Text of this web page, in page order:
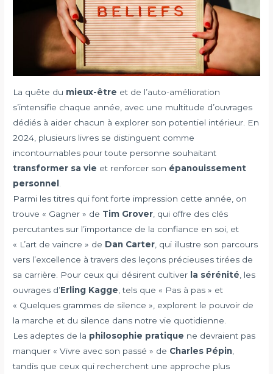
La quête du mieux-être et de l’auto-amélioration
s’intensifie chaque année, avec une multitude d’ouvrages
dédiés à aider chacun à explorer son potentiel intérieur. En
2024, plusieurs livres se distinguent comme
incontournables pour toute personne souhaitant
transformer sa vie et renforcer son épanouissement
personnel
Parmi les titres qui font forte impression cette année, on
trouve « Gagner » de Tim Grover , qui offre des clés
percutantes sur l’importance de la confiance en soi, et
« L’art de vaincre » de Dan Carter , qui illustre son parcours
vers l’excellence à travers des leçons précieuses tirées de
sa carrière. Pour ceux qui désirent cultiver la sérénité , les
ouvrages d’Erling Kagge , tels que « Pas à pas » et
« Quelques grammes de silence », explorent le pouvoir de
la marche et du silence dans notre vie quotidienne.
Les adeptes de la philosophie pratique ne devraient pas
manquer « Vivre avec son passé » de Charles Pépin
tandis que ceux qui recherchent une approche plus